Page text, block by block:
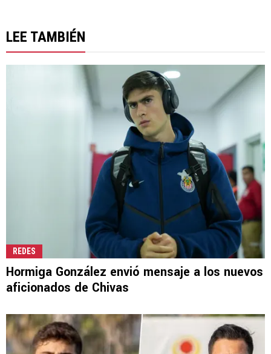
LEE TAMBIÉN
REDES
Hormiga González envió mensaje a los nuevos
aficionados de Chivas